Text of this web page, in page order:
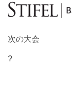
次の大会
?